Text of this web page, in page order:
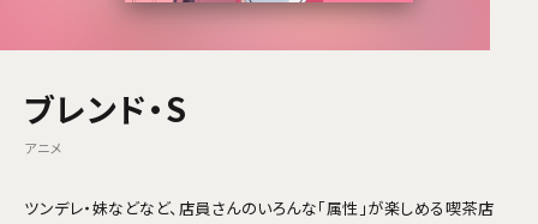
ブレンド・S
アニメ
ツンデレ・妹などなど、店員さんのいろんな「属性」が楽しめる喫茶店